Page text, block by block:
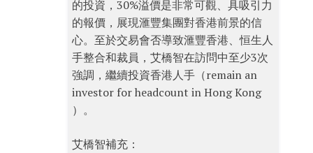
的投資，30%溢價是非常可觀、具吸引力
的報價，展現滙豐集團對香港前景的信
心。至於交易會否導致滙豐香港、恒生人
手整合和裁員，艾橋智在訪問中至少3次
強調，繼續投資香港人手（remain an
investor for headcount in Hong Kong
）。
艾橋智補充：